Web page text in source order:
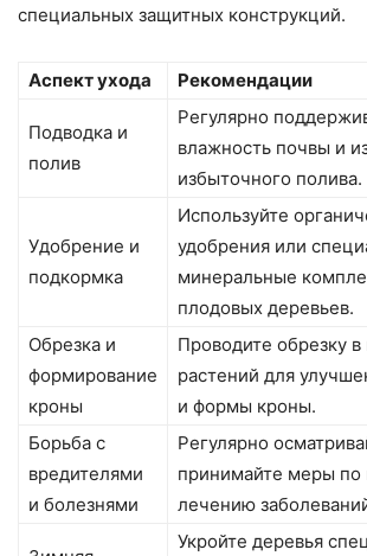
специальных защитных конструкций.
Аспект ухода Рекомендации
Подводка и
полив
Регулярно
влажность почвы и
избыточного полива.
Удобрение и
подкормка
Используйте
удобрения или
минеральные
плодовых деревьев.
Обрезка и
формирование
кроны
Проводите обрезку
растений для
и формы кроны.
Борьба с
вредителями
и болезнями
Регулярно
принимайте меры по
лечению
Укройте деревья